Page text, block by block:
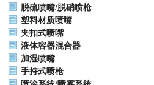
脱硫喷嘴/脱硝喷枪
塑料材质喷嘴
夹扣式喷嘴
液体容器混合器
加湿喷嘴
手持式喷枪